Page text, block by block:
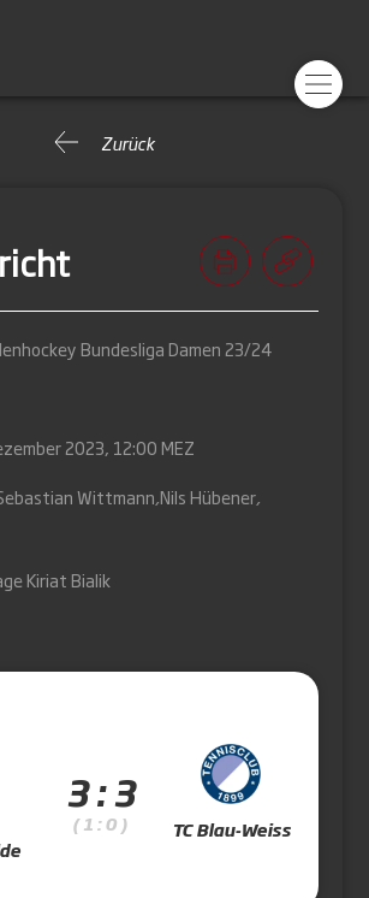
Zurück
Bundesliga Damen 23/24
2023, 12:00 MEZ
Wittmann,Nils Hübener,
Kiriat Bialik
3 : 3
( 1 : 0 ) TC Blau-Weiss